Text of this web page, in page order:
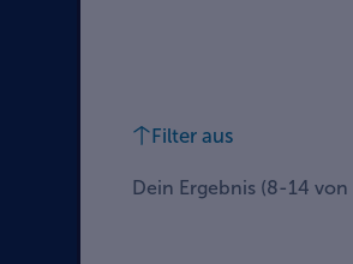
Filter aus
Dein Ergebnis (8-14 von